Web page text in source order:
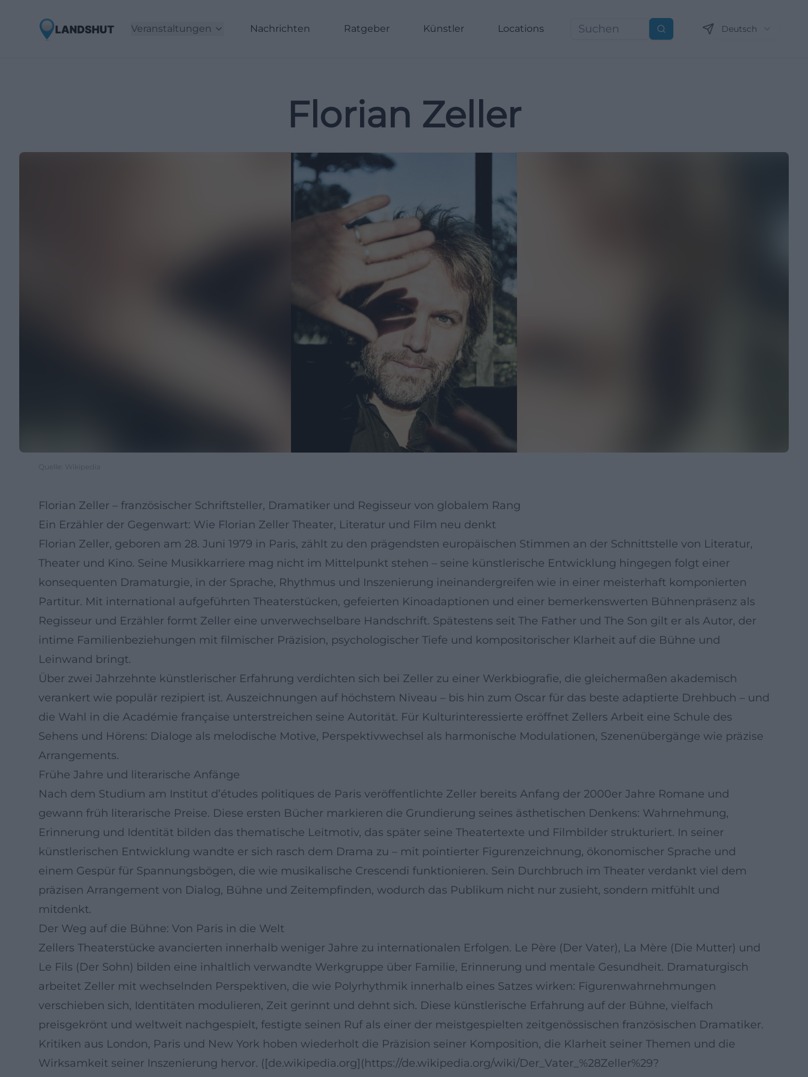
Veranstaltungen Nachrichten Ratgeber Künstler Locations Suchen Deutsch
Florian Zeller
Quelle: Wikipedia
Florian Zeller – französischer Schriftsteller, Dramatiker und Regisseur von globalem Rang
Ein Erzähler der Gegenwart: Wie Florian Zeller Theater, Literatur und Film neu denkt
Florian Zeller, geboren am 28. Juni 1979 in Paris, zählt zu den prägendsten europäischen Stimmen an der Schnittstelle von Literatur,
Theater und Kino. Seine Musikkarriere mag nicht im Mittelpunkt stehen – seine künstlerische Entwicklung hingegen folgt einer
konsequenten Dramaturgie, in der Sprache, Rhythmus und Inszenierung ineinandergreifen wie in einer meisterhaft komponierten
Partitur. Mit international aufgeführten Theaterstücken, gefeierten Kinoadaptionen und einer bemerkenswerten Bühnenpräsenz als
Regisseur und Erzähler formt Zeller eine unverwechselbare Handschrift. Spätestens seit The Father und The Son gilt er als Autor, der
intime Familienbeziehungen mit filmischer Präzision, psychologischer Tiefe und kompositorischer Klarheit auf die Bühne und
Leinwand bringt.
Über zwei Jahrzehnte künstlerischer Erfahrung verdichten sich bei Zeller zu einer Werkbiografie, die gleichermaßen akademisch
verankert wie populär rezipiert ist. Auszeichnungen auf höchstem Niveau – bis hin zum Oscar für das beste adaptierte Drehbuch – und
die Wahl in die Académie française unterstreichen seine Autorität. Für Kulturinteressierte eröffnet Zellers Arbeit eine Schule des
Sehens und Hörens: Dialoge als melodische Motive, Perspektivwechsel als harmonische Modulationen, Szenenübergänge wie präzise
Arrangements.
Frühe Jahre und literarische Anfänge
Nach dem Studium am Institut d’études politiques de Paris veröffentlichte Zeller bereits Anfang der 2000er Jahre Romane und
gewann früh literarische Preise. Diese ersten Bücher markieren die Grundierung seines ästhetischen Denkens: Wahrnehmung,
Erinnerung und Identität bilden das thematische Leitmotiv, das später seine Theatertexte und Filmbilder strukturiert. In seiner
künstlerischen Entwicklung wandte er sich rasch dem Drama zu – mit pointierter Figurenzeichnung, ökonomischer Sprache und
einem Gespür für Spannungsbögen, die wie musikalische Crescendi funktionieren. Sein Durchbruch im Theater verdankt viel dem
präzisen Arrangement von Dialog, Bühne und Zeitempfinden, wodurch das Publikum nicht nur zusieht, sondern mitfühlt und
mitdenkt.
Der Weg auf die Bühne: Von Paris in die Welt
Zellers Theaterstücke avancierten innerhalb weniger Jahre zu internationalen Erfolgen. Le Père (Der Vater), La Mère (Die Mutter) und
Le Fils (Der Sohn) bilden eine inhaltlich verwandte Werkgruppe über Familie, Erinnerung und mentale Gesundheit. Dramaturgisch
arbeitet Zeller mit wechselnden Perspektiven, die wie Polyrhythmik innerhalb eines Satzes wirken: Figurenwahrnehmungen
verschieben sich, Identitäten modulieren, Zeit gerinnt und dehnt sich. Diese künstlerische Erfahrung auf der Bühne, vielfach
preisgekrönt und weltweit nachgespielt, festigte seinen Ruf als einer der meistgespielten zeitgenössischen französischen Dramatiker.
Kritiken aus London, Paris und New York hoben wiederholt die Präzision seiner Komposition, die Klarheit seiner Themen und die
Wirksamkeit seiner Inszenierung hervor. ([de.wikipedia.org](https://de.wikipedia.org/wiki/Der_Vater_%28Zeller%29?